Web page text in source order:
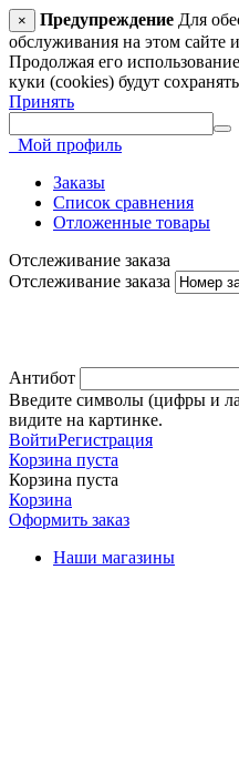
× Предупреждение Для
обслуживания на этом сайте
Продолжая его
куки (cookies) будут
Принять
Мой профиль
Заказы
Список сравнения
Отложенные товары
Отслеживание заказа
Отслеживание заказа
Антибот
Введите символы (цифры и
видите на картинке.
ВойтиРегистрация
Корзина пуста
Корзина пуста
Корзина
Оформить заказ
Наши магазины